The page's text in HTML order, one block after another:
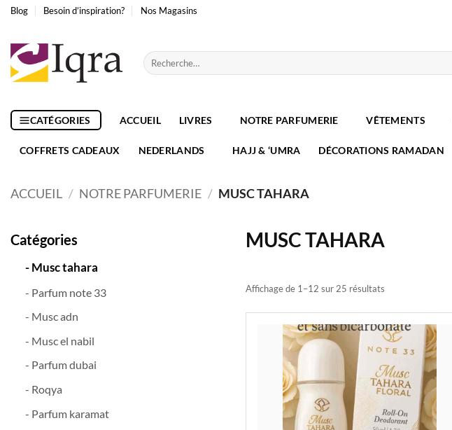
Passer
contenu
Blog Besoin d’inspiration? Nos Magasins
Recherche
pour :
CATÉGORIES ACCUEIL LIVRES NOTRE PARFUMERIE VÊTEMENTS
COFFRETS CADEAUX NEDERLANDS HAJJ & ‘UMRA DÉCORATIONS RAMADAN
ACCUEIL / NOTRE PARFUMERIE / MUSC TAHARA
Catégories
- Musc tahara
- Parfum note 33
- Musc adn
- Musc el nabil
- Parfum dubai
- Roqya
- Parfum karamat
MUSC TAHARA
Affichage de 1–12 sur 25 résultats